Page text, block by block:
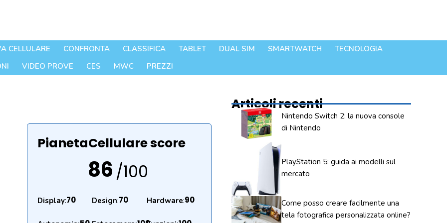
CELLULARE CONFRONTA CLASSIFICA TABLET DUAL SIM SMARTWATCH
TECNOLOGIA
VIDEO PROVE CES MWC PREZZI
PianetaCellulare score
86 /100
Display:70 Design:70 Hardware:90
Articoli recenti
Nintendo Switch 2: la nuova console
di Nintendo
PlayStation 5: guida ai modelli sul
mercato
Come posso creare facilmente una
tela fotografica personalizzata online?